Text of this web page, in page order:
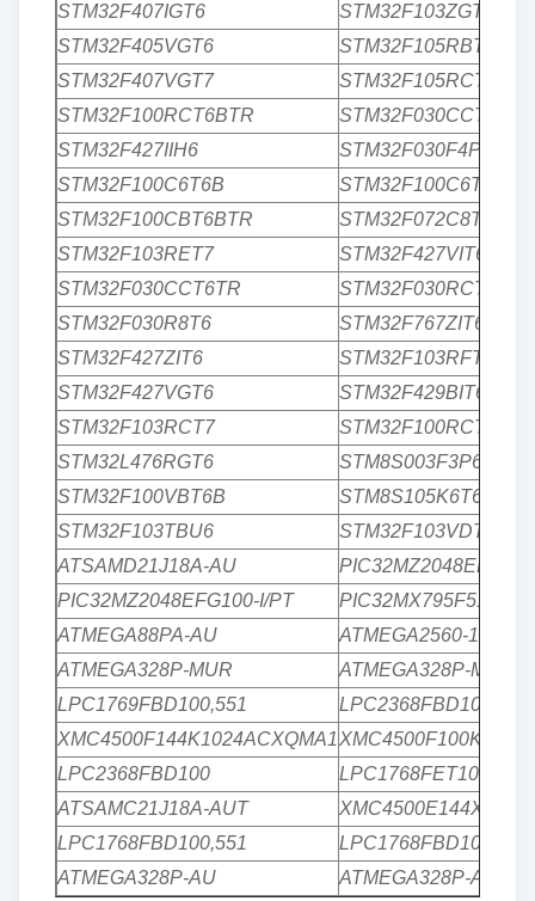
STM32F407IGT6
STM32F103ZGT6
STM32F405VGT6
STM32F105RBT6
STM32F407VGT7
STM32F105RCT6
STM32F100RCT6BTR
STM32F030CCT6
STM32F427IIH6
STM32F030F4P6
STM32F100C6T6B
STM32F100C6T6BTR
STM32F100CBT6BTR
STM32F072C8T6
STM32F103RET7
STM32F427VIT6TR
STM32F030CCT6TR
STM32F030RCT6
STM32F030R8T6
STM32F767ZIT6
STM32F427ZIT6
STM32F103RFT6
STM32F427VGT6
STM32F429BIT6
STM32F103RCT7
STM32F100RCT6B
STM32L476RGT6
STM8S003F3P6
STM32F100VBT6B
STM8S105K6T6C
STM32F103TBU6
STM32F103VDT6
ATSAMD21J18A-AU
PIC32MZ2048EFG100-I/PT
PIC32MX795F512L-
ATMEGA88PA-AU
ATMEGA2560-16AU
ATMEGA328P-MUR
ATMEGA328P-MU
LPC1769FBD100,551
LPC2368FBD100,551
XMC4500F144K1024ACXQMA1
LPC2368FBD100
LPC1768FET100,551
ATSAMC21J18A-AUT
LPC1768FBD100,551
LPC1768FBD100K
ATMEGA328P-AU
ATMEGA328P-AUR